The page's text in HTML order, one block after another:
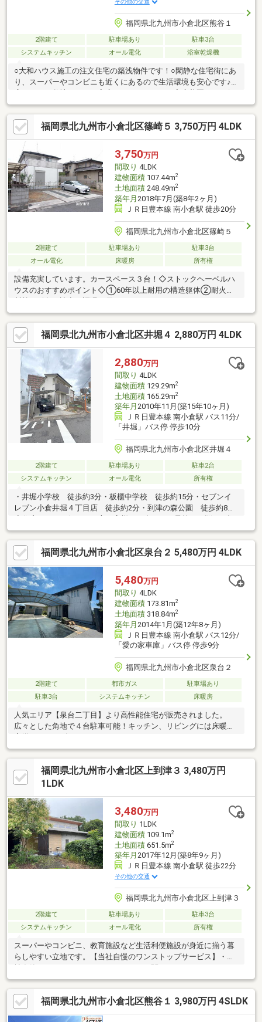
その他の交通
福岡県北九州市小倉北区熊谷１
2階建て 駐車場あり
駐車3台
システムキッチン
オール電化 浴室乾燥機
○大和ハウス施工の注文住宅の築浅物件です！○閑静な住宅街にあ
り、スーパーやコンビニも近くにあるので生活環境も安心です♪○
えます！！○現状敷地内屋根有駐車場3台可！！（増設可）【当社
自慢のワンストップサービス】・当社在籍スタッフはリフォー
ム、ローンに関するエキスパート！・物件購入+リフォーム費用
もまとめてお見積り♪・住み替え先を探しながら、ご自宅の売却が
並行して行えます！・もちろん査定も無料です♪【ライフスタイル
に合わせた物件探し】・土日祝/18時以降/1件～複数件のご内覧も
大歓迎・ご自宅等への送迎も可能です！
福岡県北九州市小倉北区篠崎５ 3,750万円 4LDK
3,750万円
間取り 4LDK
建物面積107.44m2
土地面積248.49m2
築年月 2018年7月(築8年2ヶ月)
ＪＲ日豊本線 南小倉駅 徒歩20分
福岡県北九州市小倉北区篠崎５
2階建て 駐車場あり
駐車3台
オール電化
床暖房 所有権
設備充実しています。カースペース３台！◇ストックヘーベルハ
ウスのおすすめポイント◇①60年以上耐用の構造躯体②耐火・
断熱・耐久・遮音・調湿に優れたALCコンクリート＝ヘーベルを
使用③リフォームしやすい設計対応性④明確なメンテナンスプ
ログラム⑤旭化成ホームズによる60年無償定期点検も継承
福岡県北九州市小倉北区井堀４ 2,880万円 4LDK
2,880万円
間取り 4LDK
建物面積129.29m2
土地面積165.29m2
築年月 2010年11月(築15年10ヶ月)
ＪＲ日豊本線 南小倉駅 バス11分/
「井堀」バス停 停歩10分
福岡県北九州市小倉北区井堀４
2階建て 駐車場あり
駐車2台
システムキッチン
オール電化 所有権
・井堀小学校 徒歩約3分・板櫃中学校 徒歩約15分・セブンイ
レブン小倉井堀４丁目店 徒歩約2分・到津の森公園 徒歩約8分
問点等、お聞かせ下さい。お客様に合った無理のない方法をご提
案をさせて頂きます。◆リフォームして住みたい方当社には建築
事業部があり、自社施工でリフォームも承っております。物件の
ご紹介→住宅ローンのお手続き→購入→リフォームという一連の
動きをワンストップで出来るので、色々な窓口にお問い合わせす
る手間が省けます。責任をもってアフターフォローまでご対応い
たしますので、安心してお住まいいただけます！
福岡県北九州市小倉北区泉台２ 5,480万円 4LDK
5,480万円
間取り 4LDK
建物面積173.81m2
土地面積318.84m2
築年月 2014年1月(築12年8ヶ月)
ＪＲ日豊本線 南小倉駅 バス12分/
「愛の家車庫」バス停 停歩9分
福岡県北九州市小倉北区泉台２
2階建て 都市ガス
駐車場あり
駐車3台
システムキッチン 床暖房
人気エリア【泉台二丁目】より高性能住宅が販売されました。
広々とした角地で４台駐車可能！キッチン、リビングには床暖房
完備。シューズインクローゼット、ウォークインクローゼットも
あり。ファミリーには最適の４ＬＤＫ。是非ご内覧されてみて下
さい♪※掲載写真は、室内を見やすくするため、一部家具・家財等
をCG加工により削除しております。現況と異なる場合は現況を優
先致します。
福岡県北九州市小倉北区上到津３ 3,480万円
1LDK
3,480万円
間取り 1LDK
建物面積109.1m2
土地面積651.5m2
築年月 2017年12月(築8年9ヶ月)
ＪＲ日豊本線 南小倉駅 徒歩22分
その他の交通
福岡県北九州市小倉北区上到津３
2階建て 駐車場あり
駐車3台
システムキッチン
オール電化 所有権
スーパーやコンビニ、教育施設など生活利便施設が身近に揃う暮
らしやすい立地です。【当社自慢のワンストップサービス】・当
物件購入+リフォーム費用もまとめてお見積り♪・住み替え先を探
しながら、ご自宅の売却が並行して行えます！・もちろん査定も
無料です♪【ライフスタイルに合わせた物件探し】・土日祝/18時
以降/1件～複数件のご内覧も大歓迎・ご自宅等への送迎も可能で
福岡県北九州市小倉北区熊谷１ 3,980万円 4SLDK